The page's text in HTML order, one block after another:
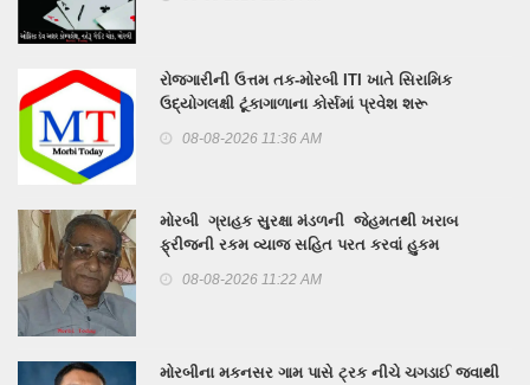
રોજગારીની ઉત્તમ તક-મોરબી ITI ખાતે સિરામિક
ઉદ્યોગલક્ષી ટૂંકાગાળાના કોર્સમાં પ્રવેશ શરૂ
08-08-2026 11:36 AM
મોરબી ગ્રાહક સુરક્ષા મંડળની જેહમતથી ખરાબ
ફ્રીજની રકમ વ્યાજ સહિત પરત કરવાં હુકમ
08-08-2026 11:22 AM
મોરબીના મકનસર ગામ પાસે ટ્રક નીચે ચગડાઈ જવાથી